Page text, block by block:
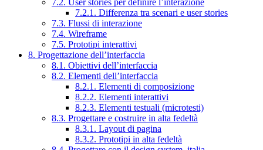
7.2.1. Differenza tra scenari e user stories
7.3. Flussi di interazione
7.4. Wireframe
7.5. Prototipi interattivi
8. Progettazione dell’interfaccia
8.1. Obiettivi dell’interfaccia
8.2. Elementi dell’interfaccia
8.2.1. Elementi di composizione
8.2.2. Elementi interattivi
8.2.3. Elementi testuali (microtesti)
8.3. Progettare e costruire in alta fedeltà
8.3.1. Layout di pagina
8.3.2. Prototipi in alta fedeltà